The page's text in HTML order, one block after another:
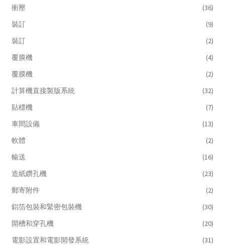
衝壓
(36)
裝訂
(9)
裝訂
(2)
覆膜機
(4)
覆膜機
(2)
計算機直接製版系統
(32)
貼標機
(7)
車間設備
(13)
軟體
(2)
輸送
(16)
造紙鑽孔機
(23)
郵寄附件
(2)
鋁箔包裝和緊密包裝機
(30)
開槽和穿孔機
(20)
電影設置和電影開發系統
(31)